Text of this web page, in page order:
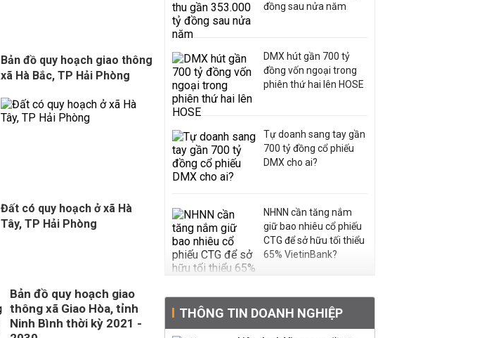
Bản đồ quy hoạch giao thông
xã Hà Bắc, TP Hải Phòng
Đất có quy hoạch ở xã Hà
Tây, TP Hải Phòng
Bản đồ quy hoạch giao
thông xã Giao Hòa, tỉnh
Ninh Bình thời kỳ 2021 -
đồng sau nửa năm
DMX hút gần 700 tỷ
đồng vốn ngoại trong
phiên thứ hai lên HOSE
Tự doanh sang tay gần
700 tỷ đồng cổ phiếu
DMX cho ai?
NHNN cần tăng nắm
giữ bao nhiêu cổ phiếu
CTG để sở hữu tối thiểu
65% VietinBank?
62.000 tỷ đồng tiền
mặt, ngang ngửa MWG
THÔNG TIN DOANH NGHIỆP